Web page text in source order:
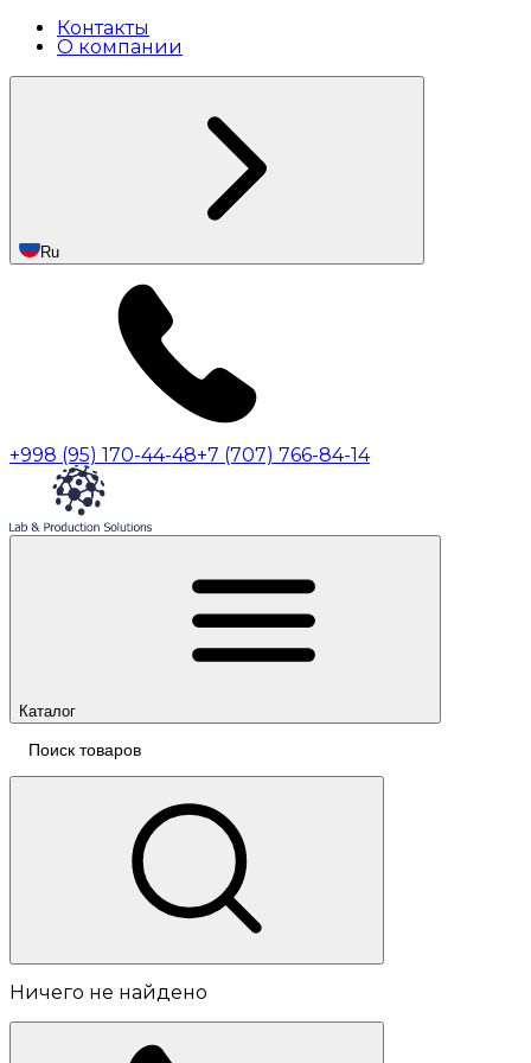
Контакты
О компании
Ru
+998 (95) 170-44-48+7 (707) 766-84-14
Каталог
Ничего не найдено